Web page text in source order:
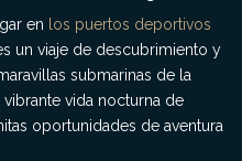
en
los puertos deportivos
un viaje de descubrimiento y
submarinas de la
vida nocturna de
oportunidades de aventura